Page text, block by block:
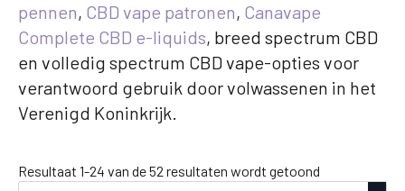
pennen, CBD vape patronen, Canavape
Complete CBD e-liquids, breed spectrum CBD
en volledig spectrum CBD vape-opties voor
verantwoord gebruik door volwassenen in het
Verenigd Koninkrijk.
Resultaat 1-24 van de 52 resultaten wordt getoond